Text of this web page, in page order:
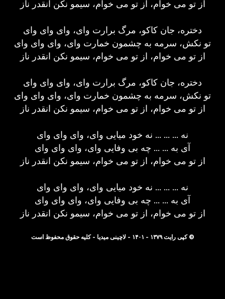
از تو می خوام، از تو می خوام، سیمو نکن انقدر ناز
دختره، جان کاکو، مرگ برارت وای، وای وای وای
تو نکش، سرمه به چشمون خمارت وای، وای وای وای
از تو می خوام، از تو می خوام، سیمو نکن انقدر ناز
دختره، جان کاکو، مرگ برارت وای، وای وای وای
تو نکش، سرمه به چشمون خمارت وای، وای وای وای
از تو می خوام، از تو می خوام، سیمو نکن انقدر ناز
نه ... ... ... نه خود میایی وای، وای وای وای
آی به ... ... چه بی وفایی وای، وای وای وای
از تو می خوام، از تو می خوام، سیمو نکن انقدر ناز
نه ... ... ... نه خود میایی وای، وای وای وای
آی به ... ... چه بی وفایی وای، وای وای وای
از تو می خوام، از تو می خوام، سیمو نکن انقدر ناز
© کپی رایت ۱۳۷۹ - ۱۴۰۱ - لاچینی میدیا - کلیه حقوق محفوظ است